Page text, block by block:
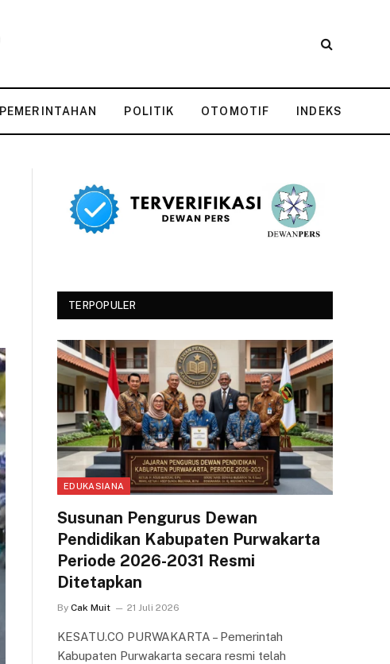
PEMERINTAHAN POLITIK OTOMOTIF INDEKS
TERPOPULER
EDUKASIANA
Susunan Pengurus Dewan
Pendidikan Kabupaten Purwakarta
Periode 2026-2031 Resmi
Ditetapkan
By Cak Muit 21 Juli 2026
KESATU.CO PURWAKARTA – Pemerintah
Kabupaten Purwakarta secara resmi telah